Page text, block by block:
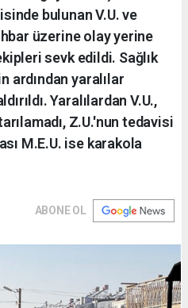
bulunan V.U. ve
üzerine olay yerine
sevk edildi. Sağlık
ardından yaralılar
Yaralılardan V.U.,
Z.U.'nun tedavisi
M.E.U. ise karakola
ABONE OL